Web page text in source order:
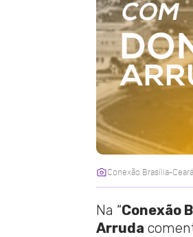
Conexão Brasília-
Na “Conexão
Arruda